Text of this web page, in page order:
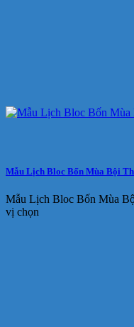
Mẫu Lịch Bloc Bốn Mùa Bội
Mẫu Lịch Bloc Bốn Mùa
vị chọn